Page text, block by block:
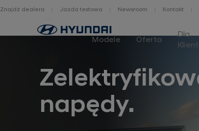
Znajdź dealera Jazda testowa Newsroom Kontakt
Home
Modele Oferta
Dla
napędy.